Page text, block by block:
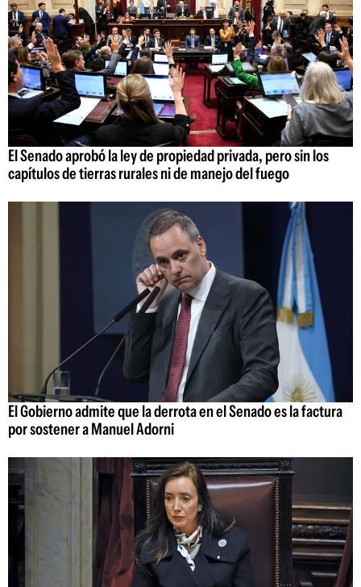
El Senado aprobó la ley de propiedad privada, pero sin los
capítulos de tierras rurales ni de manejo del fuego
El Gobierno admite que la derrota en el Senado es la factura
por sostener a Manuel Adorni